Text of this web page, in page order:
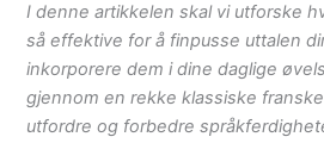
I denne artikkelen skal vi utforske
så effektive for å finpusse uttalen
inkorporere dem i dine daglige
gjennom en rekke klassiske
utfordre og forbedre